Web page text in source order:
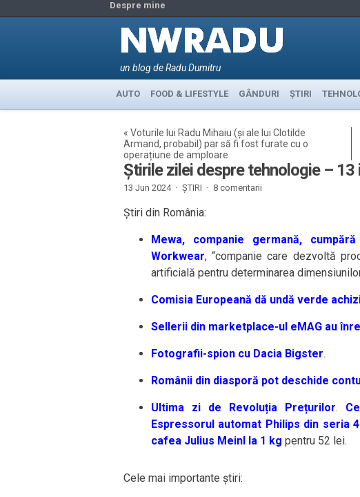
Despre mine
un blog de Radu Dumitru
AUTO FOOD & LIFESTYLE GÂNDURI ȘTIRI
« Voturile lui Radu Mihaiu (și ale lui Clotilde
Armand, probabil) par să fi fost furate cu o
operațiune de amploare
Știrile zilei despre tehnologie – 13
13 Jun 2024 · ȘTIRI · 8 comentarii
Știri din România:
Mewa, companie germană,
Workwear, “companie care dezvoltă
artificială pentru determinarea
Comisia Europeană dă undă verde
Sellerii din marketplace-ul eMAG au
Fotografii-spion cu Dacia Bigster.
Românii din diasporă pot deschide
Ultima zi de Revoluția Prețurilor.
Espressorul automat Philips din seria
cafea Julius Meinl la 1 kg pentru 52 lei.
Cele mai importante știri: